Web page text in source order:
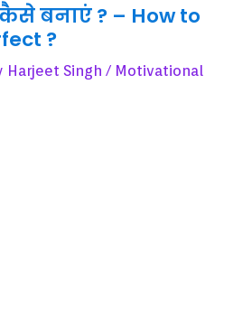
बनाएं ? – How to
?
Harjeet Singh / Motivational